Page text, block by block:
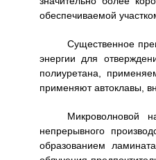
обеспечиваемой
Существенное
энергии для
полиуретана,
применяют автоклавы,
Микроволновой
непрерывного
образованием